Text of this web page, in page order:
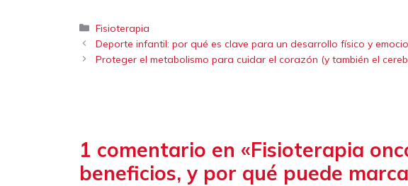
Categorías
Fisioterapia
Deporte infantil: por qué es clave para un desarrollo físico y
Proteger el metabolismo para cuidar el corazón (y también el
1 comentario en «Fisioterapia
beneficios, y por qué puede